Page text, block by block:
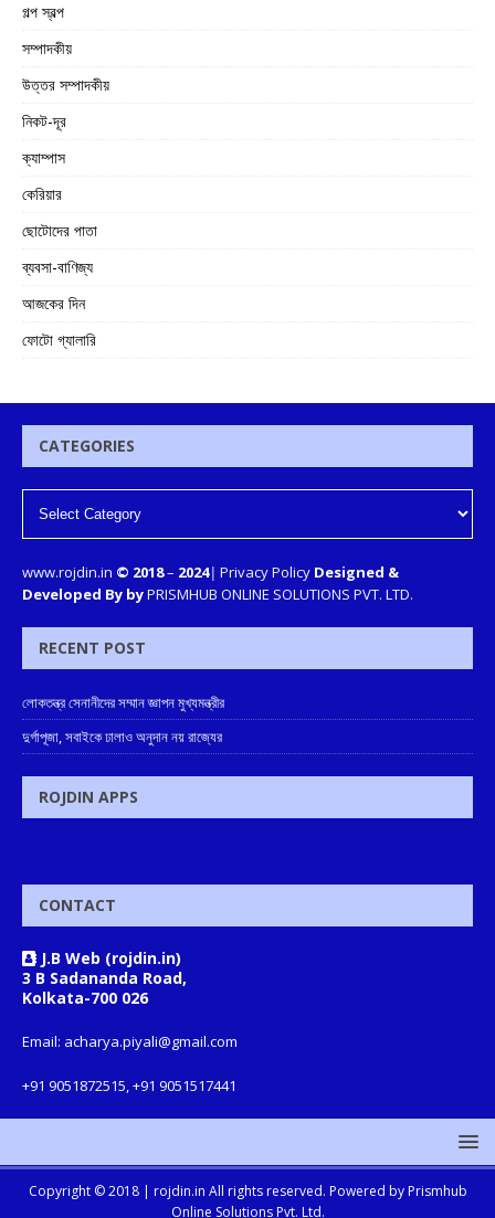
গল্প স্বল্প
সম্পাদকীয়
উত্তর সম্পাদকীয়
নিকট-দূর
ক্যাম্পাস
কেরিয়ার
ছোটোদের পাতা
ব্যবসা-বাণিজ্য
আজকের দিন
ফোটো গ্যালারি
CATEGORIES
www.rojdin.in © 2018– 2024| Privacy Policy Designed &
Developed By byPRISMHUB ONLINE SOLUTIONS PVT. LTD.
RECENT POST
লোকতন্ত্র সেনানীদের সম্মান জ্ঞাপন মুখ্যমন্ত্রীর
দুর্গাপূজা, সবাইকে ঢালাও অনুদান নয় রাজ্যের
ROJDIN APPS
CONTACT
J.B Web (rojdin.in)
3 B Sadananda Road,
Kolkata-700 026
Email: acharya.piyali@gmail.com
+91 9051872515, +91 9051517441
Copyright © 2018 | rojdin.in All rights reserved. Powered by Prismhub
Online Solutions Pvt. Ltd.